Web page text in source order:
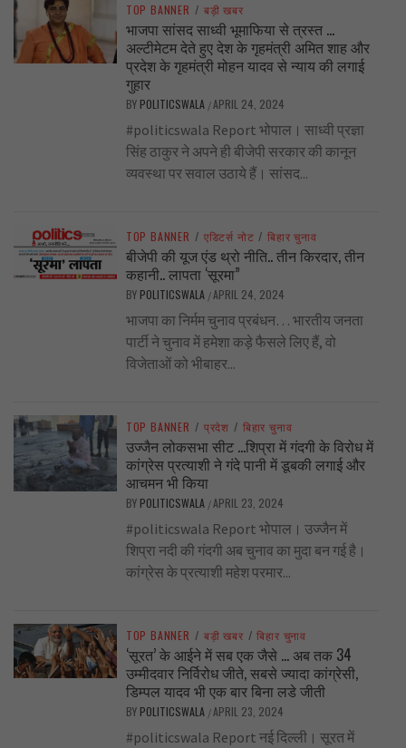
TOP BANNER / बड़ी खबर
भाजपा सांसद साध्वी भूमाफिया से त्रस्त …
अल्टीमेटम देते हुए देश के गृहमंत्री अमित शाह और
प्रदेश के गृहमंत्री मोहन यादव से न्याय की लगाई
गुहार
BY POLITICSWALA /APRIL 24, 2024
#politicswala Report भोपाल। साध्वी प्रज्ञा
सिंह ठाकुर ने अपने ही बीजेपी सरकार की कानून
व्यवस्था पर सवाल उठाये हैं। सांसद...
TOP BANNER / एडिटर्स नोट / बिहार चुनाव
बीजेपी की यूज एंड थ्रो नीति.. तीन किरदार, तीन
कहानी.. लापता ‘सूरमा”
BY POLITICSWALA /APRIL 24, 2024
भाजपा का निर्मम चुनाव प्रबंधन… भारतीय जनता
पार्टी ने चुनाव में हमेशा कड़े फैसले लिए हैं, वो
विजेताओं को भीबाहर...
TOP BANNER / प्रदेश / बिहार चुनाव
उज्जैन लोकसभा सीट …शिप्रा में गंदगी के विरोध में
कांग्रेस प्रत्याशी ने गंदे पानी में डूबकी लगाई और
आचमन भी किया
BY POLITICSWALA /APRIL 23, 2024
#politicswala Report भोपाल। उज्जैन में
शिप्रा नदी की गंदगी अब चुनाव का मुदा बन गई है।
कांग्रेस के प्रत्याशी महेश परमार...
TOP BANNER / बड़ी खबर / बिहार चुनाव
‘सूरत’ के आईने में सब एक जैसे … अब तक 34
उम्मीदवार निर्विरोध जीते, सबसे ज्यादा कांग्रेसी,
डिम्पल यादव भी एक बार बिना लडे जीती
BY POLITICSWALA /APRIL 23, 2024
#politicswala Report नई दिल्ली। सूरत में